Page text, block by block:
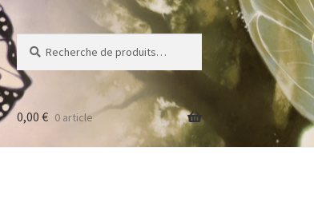
Recherche
pour :
Recherche
0,00 € 0 article